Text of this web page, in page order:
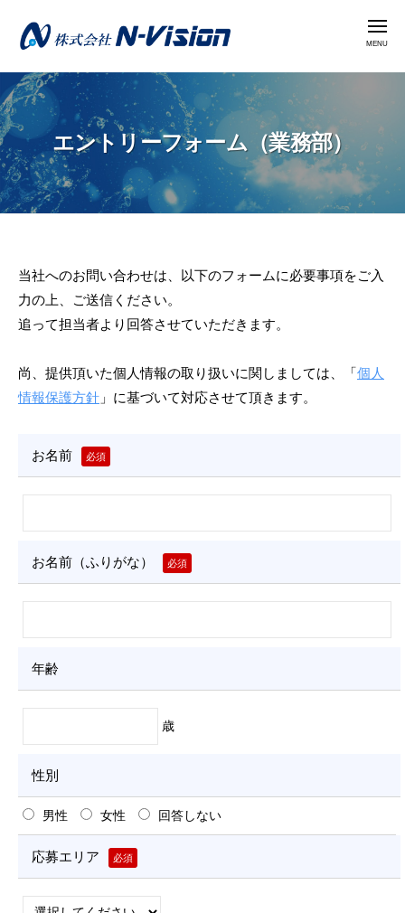
ン
ツ
へ
ス
キ
ッ
株
式
会
社
N
-
s
i
o
メ
ニ
エントリーフォーム（業務部）
エ
ン
リ
ー
フ
ォ
ム
（業
務
部）
当社へのお問い合わせは、以下のフォームに必要事項をご入
力の上、ご送信ください。
追って担当者より回答させていただきます。
尚、提供頂いた個人情報の取り扱いに関しましては、「個人
情報保護方針 」に基づいて対応させて頂きます。
お名前 必須
お名前（ふりがな） 必須
年齢
歳
性別
男性 女性 回答しない
応募エリア 必須
式
会
社
N
V
i
s
i